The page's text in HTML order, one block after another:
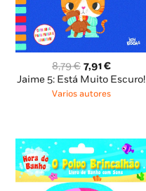
8,79€ O
preço
original
7,91€O
preço
atual
Jaime 5: Está Muito Escuro!
Varios autores